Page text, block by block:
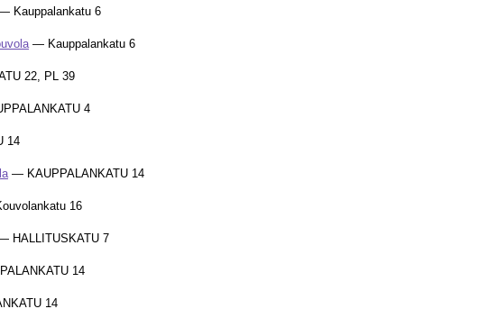
Kauppalankatu 6
— Kauppalankatu 6
22, PL 39
4
14
— KAUPPALANKATU 14
16
HALLITUSKATU 7
14
14